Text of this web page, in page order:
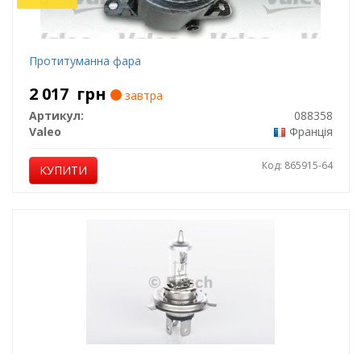
Протитуманна фара
2 017 грн
завтра
Артикул:
088358
Valeo
Франція
КУПИТИ Код: 865915-64